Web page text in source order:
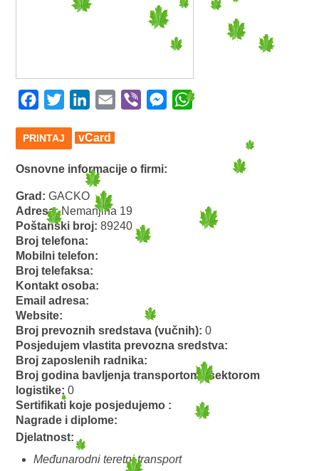
Facebook
Twitter LinkedIn
Email Viber Messenger
WhatsApp
PRINTAJ vCard
Osnovne informacije o firmi:
Grad:GACKO
Adresa:Nemanjina 19
Poštanski broj:89240
Broj telefona:
Mobilni telefon:
Broj telefaksa:
Kontakt osoba:
Email adresa:
Website:
Broj prevoznih sredstava (vučnih):0
Posjedujem vlastita prevozna sredstva:
Broj zaposlenih radnika:
Broj godina bavljenja transportom i sektorom
logistike:0
Sertifikati koje posjedujemo :
Nagrade i diplome:
Djelatnost:
Međunarodni teretni transport